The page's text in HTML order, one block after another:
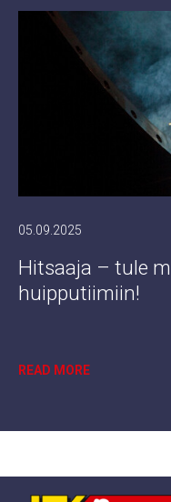
05.09.2025
Hitsaaja – tule
huipputiimiin!
READ MORE